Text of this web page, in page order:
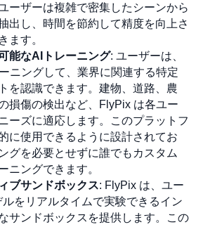
ーザーは複雑で密集したシーンから
出し、時間を節約して精度を向上さ
ます。
能なAIトレーニング: ユーザーは、
ニングして、業界に関連する特定
を認識できます。建物、道路、農
損傷の検出など、FlyPix は各ユー
ーズに適応します。このプラットフ
に使用できるように設計されてお
グを必要とせずに誰でもカスタム
ニングできます。
ブサンドボックス: FlyPix は、ユー
をリアルタイムで実験できるイン
サンドボックスを提供します。この